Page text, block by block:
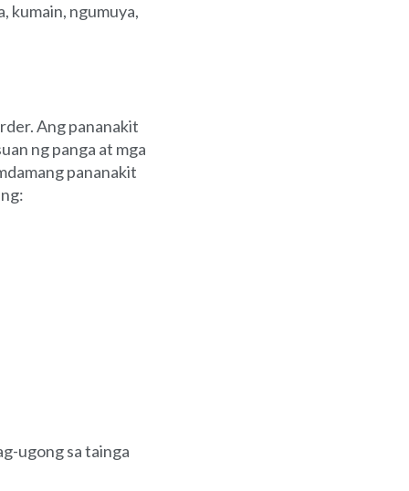
kumain, ngumuya,
Ang pananakit
ng panga at mga
pananakit
ugong sa tainga